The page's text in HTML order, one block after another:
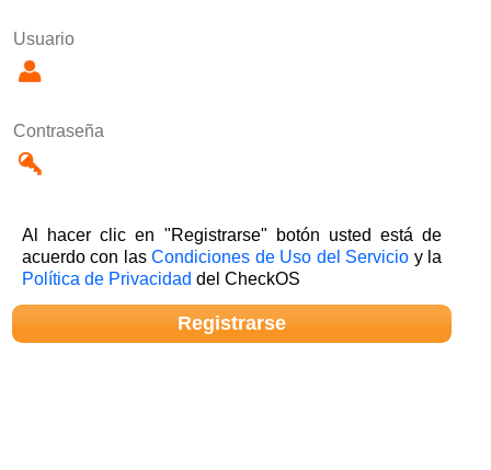
Usuario
Contraseña
Al hacer clic en "Registrarse" botón usted está de
acuerdo con lasCondiciones de Uso del Servicio y la
Política de Privacidad del CheckOS